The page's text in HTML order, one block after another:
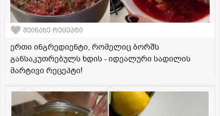
შეინახე რეცეპტი
ერთი ინგრედიენტი, რომელიც ბორშს
განსაკუთრებულს ხდის - იდეალური სადილის
მარტივი რეცეპტი!